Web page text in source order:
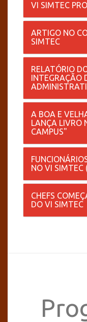
VI SIMTEC
ARTIGO NO
SIMTEC
RELATÓRIO
INTEGRAÇÃO
A BOA E
LANÇA LIVRO
CAMPUS"
NO VI SIMTEC
CHEFS
DO VI SIMTEC